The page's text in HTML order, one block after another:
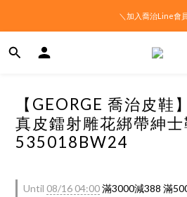
＼加入喬治Line會
【GEORGE 喬治皮
真皮鐳射雕花綁帶紳
535018BW24
Until 08/16 04:00滿3000減388 滿